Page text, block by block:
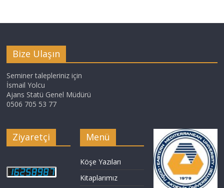
Bize Ulaşın
Seminer talepleriniz için
İsmail Yolcu
Ajans Statü Genel Müdürü
0506 705 53 77
Ziyaretçi Menü
Köşe Yazıları
Kitaplarımız